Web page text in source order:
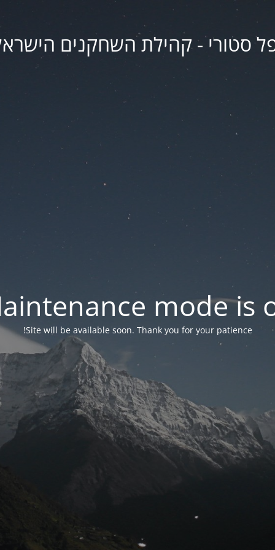
סטורי - קהילת השחקנים
mode is
Site will be available soon. Thank you for your patience!